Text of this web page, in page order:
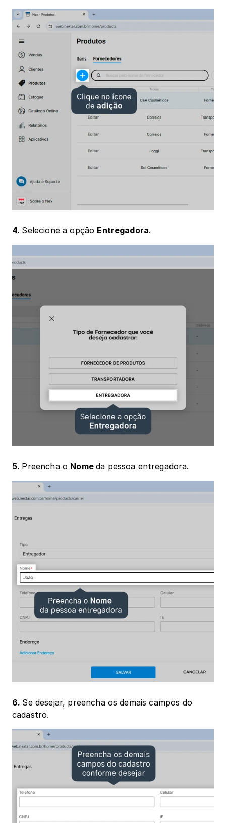
4. Selecione a opção Entregadora.
5. Preencha o Nome da pessoa entregadora.
6. Se desejar, preencha os demais campos do
cadastro.